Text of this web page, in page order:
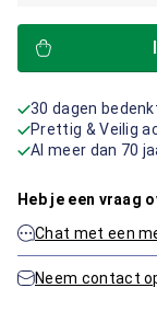
30 dagen
Prettig & Veilig
Al meer dan 70
Heb je een vraag
Chat met een
Neem contact